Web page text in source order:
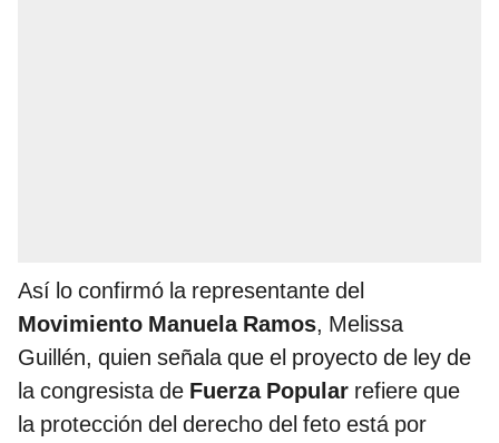
Así lo confirmó la representante del
Movimiento Manuela Ramos, Melissa
Guillén, quien señala que el proyecto de ley de
la congresista de Fuerza Popular refiere que
la protección del derecho del feto está por